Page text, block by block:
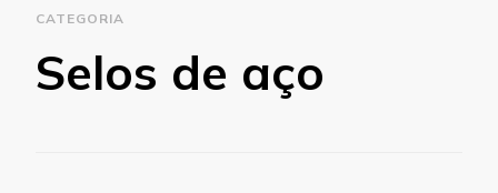
CATEGORIA
Selos de aço